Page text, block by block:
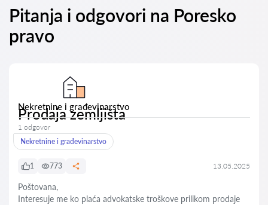
Pitanja i odgovori na Poresko
pravo
Nekretnine i građevinarstvo
Prodaja zemljišta
1 odgovor
Nekretnine i građevinarstvo
1 773 13.05.2025
Poštovana,
Interesuje me ko plaća advokatske troškove prilikom prodaje